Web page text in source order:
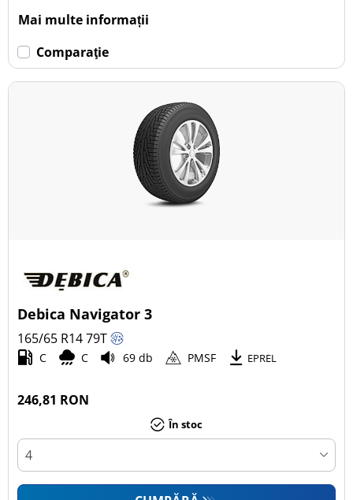
Mai multe informații
Comparaţie
Debica Navigator 3
165/65 R1479T
C C 69 db PMSF EPREL
246,81 RON
În stoc